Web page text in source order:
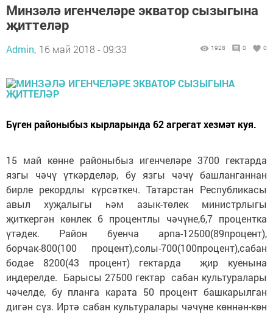
Минзәлә игенчеләре экватор сызыгына
җиттеләр
Admin, 16 май 2018 - 09:33 1928 0 0
Бүген районыбыз кырларында 62 агрегат хезмәт куя.
15 май көнне районыбыз игенчеләре 3700 гектарда
язгы чәчү үткәрделәр, бу язгы чәчү башланганнан
бирле рекордлы күрсәткеч. Татарстан Республикасы
авыл хуҗалыгы һәм азык-төлек министрлыгы
җиткергән көнлек 6 процентлы чәчүне,6,7 процентка
үтәдек. Район буенча арпа-12500(89процент),
борчак-800(100 процент),солы-700(100процент),сабан
бодае 8200(43 процент) гектарда җир куенына
иңдерелде. Барысы 27500 гектар сабан культуралары
чәчелде, бу планга карата 50 процент башкарылган
дигән сүз. Иртә сабан культуралары чәчүне көннән-көн